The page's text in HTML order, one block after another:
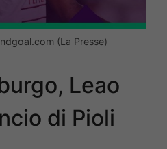
(La Presse)
Leao
di Pioli